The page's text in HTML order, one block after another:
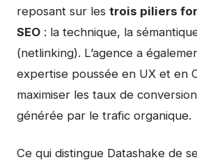
reposant sur les trois piliers
SEO : la technique, la
(netlinking). L’agence a
expertise poussée en UX et en
maximiser les taux de
générée par le trafic organique.
Ce qui distingue Datashake de